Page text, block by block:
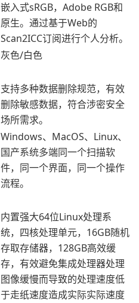
嵌入式sRGB，Adobe RGB和
原生。通过基于Web的
Scan2ICC订阅进行个人分析。
灰色/白色
支持多种数据删除规范，有效
删除敏感数据，符合涉密安全
场所需求。
Windows、MacOS、Linux、
国产系统多端同一个扫描软
件，同一个界面，同一个操作
流程。
内置强大64位Linux处理系
统，四核处理单元，16GB随机
存取存储器，128GB高效缓
存，有效避免集成处理器处理
图像缓慢而导致的处理速度低
于走纸速度造成实际实际速度